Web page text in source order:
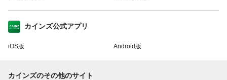
カインズ公式アプリ
iOS版 Android版
カインズのその他のサイト